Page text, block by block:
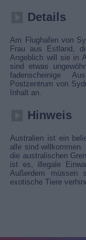
Details
Am Flughafen von
Frau aus Estland,
Angeblich will sie in
sind etwas
fadenscheinige
Postzentrum von
Inhalt an.
Hinweis
Australien ist ein
alle sind willkommen.
die australischen
ist es, illegale
Außerdem müssen
exotische Tiere